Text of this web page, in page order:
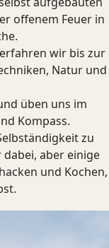
offenem Feuer in
wir bis zur
Natur und
üben uns im
Kompass.
zu
aber einige
und Kochen,